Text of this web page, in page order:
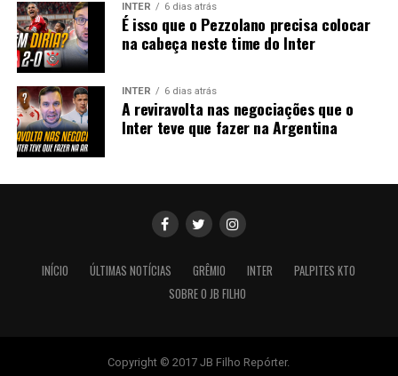
INTER 6 dias atrás
É isso que o Pezzolano precisa colocar
na cabeça neste time do Inter
INTER 6 dias atrás
A reviravolta nas negociações que o
Inter teve que fazer na Argentina
INÍCIO ÚLTIMAS NOTÍCIAS GRÊMIO INTER
PALPITES KTO
SOBRE O JB FILHO
Copyright © 2017 JB Filho Repórter.